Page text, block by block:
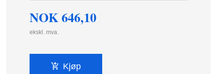
NOK646,10
ekskl. mva.
Kjøp